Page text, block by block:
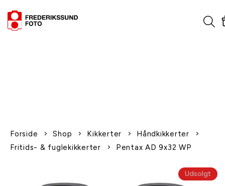
Forside Shop Kikkerter
Håndkikkerter
Fritids- & fuglekikkerter
Pentax AD 9x32 WP
Udsolgt